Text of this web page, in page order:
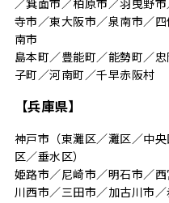
寺市／東大阪市／泉南市／
南市
島本町／豊能町／能勢町／
子町／河南町／千早赤阪村
【兵庫県】
神戸市（東灘区／灘区／中
区／垂水区）
姫路市／尼崎市／明石市／
川西市／三田市／加古川市